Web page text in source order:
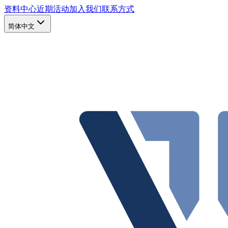
资料中心近期活动加入我们联系方式
简体中文